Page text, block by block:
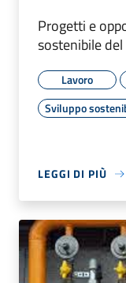
Progetti e
sostenibile
Lavoro
Sviluppo
LEGGI DI PIÙ